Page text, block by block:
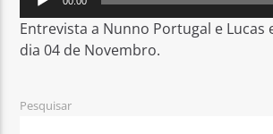
de
áudio
Entrevista a Nunno Portugal e Lucas
dia 04 de Novembro.
Pesquisar